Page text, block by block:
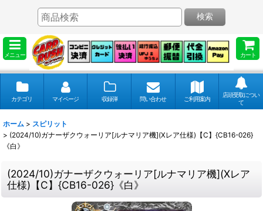
メニュー カート
検索
カテゴリ マイページ 収録弾 問い合わせ ご利用案内
店頭受取につい
て
ホーム > スピリット
> (2024/10)ガナーザクウォーリア[ルナマリア機](Xレア仕様)【C】{CB16-026}
《白》
(2024/10)ガナーザクウォーリア[ルナマリア機](Xレア
仕様)【C】{CB16-026}《白》